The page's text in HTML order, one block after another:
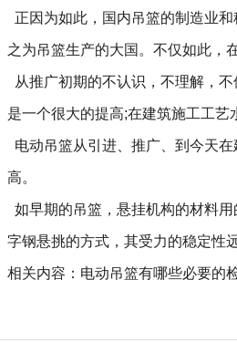
正因为如此，国内吊篮的制造业
之为吊篮生产的大国。不仅如此，
从推广初期的不认识，不理解，
是一个很大的提高;在建筑施工工艺
电动吊篮从引进、推广、到今天
高。
如早期的吊篮，悬挂机构的材料
字钢悬挑的方式，其受力的稳定性
相关内容： 电动吊篮有哪些必要的